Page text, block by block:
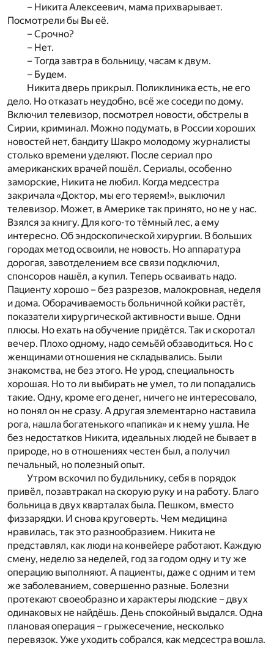
– Никита Алексеевич, мама прихварывает.
Посмотрели бы Вы её.
– Срочно?
– Нет.
– Тогда завтра в больницу, часам к двум.
– Будем.
Никита дверь прикрыл. Поликлиника есть, не его
дело. Но отказать неудобно, всё же соседи по дому.
Включил телевизор, посмотрел новости, обстрелы в
Сирии, криминал. Можно подумать, в России хороших
новостей нет, бандиту Шакро молодому журналисты
столько времени уделяют. После сериал про
американских врачей пошёл. Сериалы, особенно
заморские, Никита не любил. Когда медсестра
закричала «Доктор, мы его теряем!», выключил
телевизор. Может, в Америке так принято, но не у нас.
Взялся за книгу. Для кого-то тёмный лес, а ему
интересно. Об эндоскопической хирургии. В больших
городах метод освоили, не новость. Но аппаратура
дорогая, завотделением все связи подключил,
спонсоров нашёл, а купил. Теперь осваивать надо.
Пациенту хорошо – без разрезов, малокровная, неделя
и дома. Оборачиваемость больничной койки растёт,
показатели хирургической активности выше. Одни
плюсы. Но ехать на обучение придётся. Так и скоротал
вечер. Плохо одному, надо семьёй обзаводиться. Но с
женщинами отношения не складывались. Были
знакомства, не без этого. Не урод, специальность
хорошая. Но то ли выбирать не умел, то ли попадались
такие. Одну, кроме его денег, ничего не интересовало,
но понял он не сразу. А другая элементарно наставила
рога, нашла богатенького «папика» и к нему ушла. Не
без недостатков Никита, идеальных людей не бывает в
природе, но в отношениях честен был, а получил
печальный, но полезный опыт.
Утром вскочил по будильнику, себя в порядок
привёл, позавтракал на скорую руку и на работу. Благо
больница в двух кварталах была. Пешком, вместо
физзарядки. И снова круговерть. Чем медицина
нравилась, так это разнообразием. Никита не
представлял, как люди на конвейере работают. Каждую
смену, неделю за неделей, год за годом одну и ту же
операцию выполняют. А пациенты, даже с одним и тем
же заболеванием, совершенно разные. Болезни
протекают своеобразно и характеры людские – двух
одинаковых не найдёшь. День спокойный выдался. Одна
плановая операция – грыжесечение, несколько
перевязок. Уже уходить собрался, как медсестра вошла.